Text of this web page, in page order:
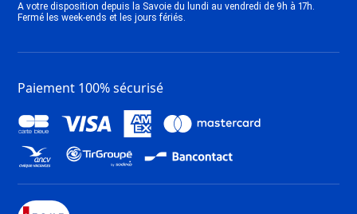
ESF Saint Gervais Mont-Blanc
A votre disposition depuis la Savoie du lundi au vendredi de 9h à 17h.
Fermé les week-ends et les jours fériés.
Paiement 100% sécurisé